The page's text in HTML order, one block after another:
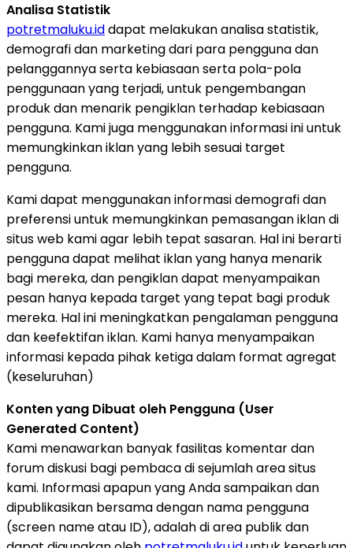
Analisa Statistik
potretmaluku.iddapat melakukan analisa statistik,
demografi dan marketing dari para pengguna dan
pelanggannya serta kebiasaan serta pola-pola
penggunaan yang terjadi, untuk pengembangan
produk dan menarik pengiklan terhadap kebiasaan
pengguna. Kami juga menggunakan informasi ini untuk
memungkinkan iklan yang lebih sesuai target
pengguna.
Kami dapat menggunakan informasi demografi dan
preferensi untuk memungkinkan pemasangan iklan di
situs web kami agar lebih tepat sasaran. Hal ini berarti
pengguna dapat melihat iklan yang hanya menarik
bagi mereka, dan pengiklan dapat menyampaikan
pesan hanya kepada target yang tepat bagi produk
mereka. Hal ini meningkatkan pengalaman pengguna
dan keefektifan iklan. Kami hanya menyampaikan
informasi kepada pihak ketiga dalam format agregat
(keseluruhan)
Konten yang Dibuat oleh Pengguna (User
Generated Content)
Kami menawarkan banyak fasilitas komentar dan
forum diskusi bagi pembaca di sejumlah area situs
kami. Informasi apapun yang Anda sampaikan dan
dipublikasikan bersama dengan nama pengguna
(screen name atau ID), adalah di area publik dan